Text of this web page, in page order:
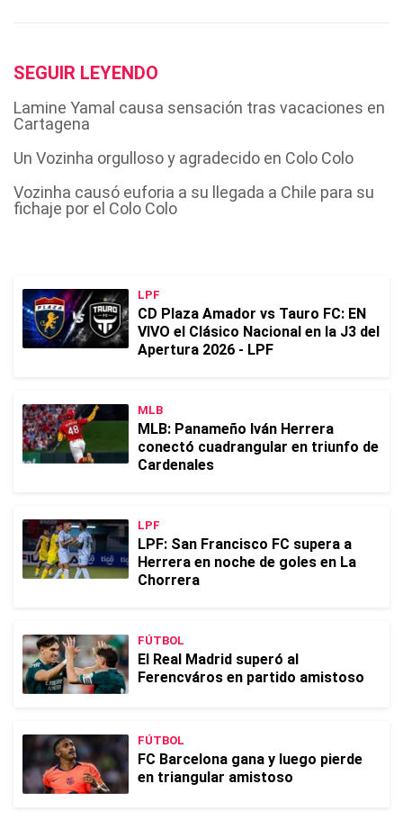
SEGUIR LEYENDO
Lamine Yamal causa sensación tras vacaciones en
Cartagena
Un Vozinha orgulloso y agradecido en Colo Colo
Vozinha causó euforia a su llegada a Chile para su
fichaje por el Colo Colo
LPF
CD Plaza Amador vs Tauro FC: EN
VIVO el Clásico Nacional en la J3 del
Apertura 2026 - LPF
MLB
MLB: Panameño Iván Herrera
conectó cuadrangular en triunfo de
Cardenales
LPF
LPF: San Francisco FC supera a
Herrera en noche de goles en La
Chorrera
FÚTBOL
El Real Madrid superó al
Ferencváros en partido amistoso
FÚTBOL
FC Barcelona gana y luego pierde
en triangular amistoso